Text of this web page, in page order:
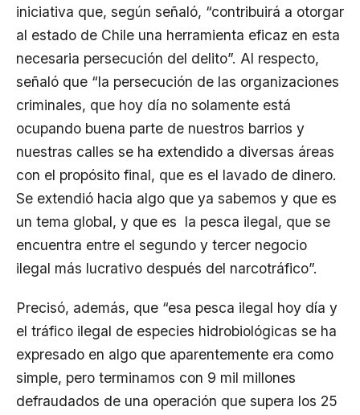
iniciativa que, según señaló, “contribuirá a otorgar
al estado de Chile una herramienta eficaz en esta
necesaria persecución del delito”. Al respecto,
señaló que “la persecución de las organizaciones
criminales, que hoy día no solamente está
ocupando buena parte de nuestros barrios y
nuestras calles se ha extendido a diversas áreas
con el propósito final, que es el lavado de dinero.
Se extendió hacia algo que ya sabemos y que es
un tema global, y que es la pesca ilegal, que se
encuentra entre el segundo y tercer negocio
ilegal más lucrativo después del narcotráfico”.
Precisó, además, que “esa pesca ilegal hoy día y
el tráfico ilegal de especies hidrobiológicas se ha
expresado en algo que aparentemente era como
simple, pero terminamos con 9 mil millones
defraudados de una operación que supera los 25